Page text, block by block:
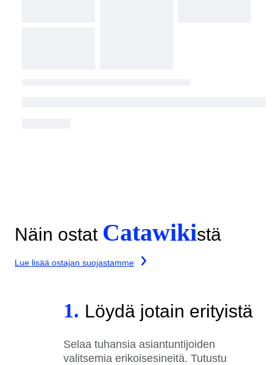
Näin ostat Catawikistä
Lue lisää ostajan suojastamme
1. Löydä jotain erityistä
Selaa tuhansia asiantuntijoiden
valitsemia erikoisesineitä. Tutustu